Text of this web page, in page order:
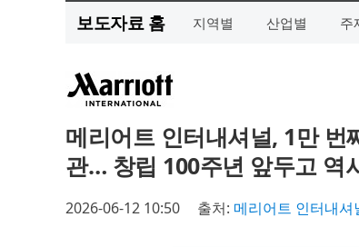
보도자료 홈 지역별 산업별 주
메리어트 인터내셔널, 1만 번
관… 창립 100주년 앞두고 역
2026-06-12 10:50 출처: 메리어트 인터내셔